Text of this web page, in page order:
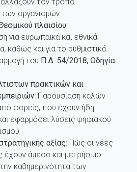
των οργανισμών
πλαισίου:
για ευρωπαϊκά και εθνικά
καθώς και για το ρυθμιστικό
του Π.Δ. 54/2018,Οδηγία
πρακτικών και
: Παρουσίαση καλών
φορείς, που έχουν ήδη
εφαρμόσει λύσεις ψηφιακού
αξίας: Πώς οι νέες
έχουν άμεσο και μετρήσιμο
καθημερινότητα των